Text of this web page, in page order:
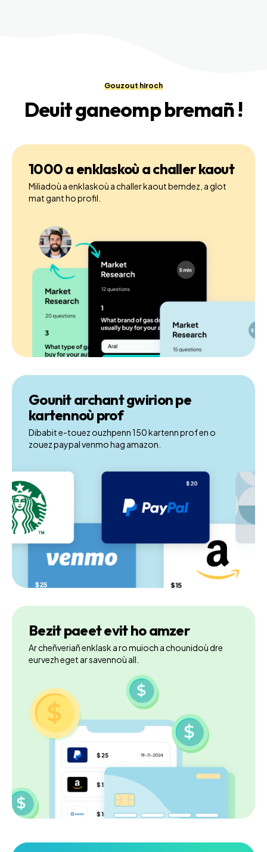
Gouzout hiroch
Deuit ganeomp bremañ !
1000 a enklaskoù a challer kaout
Miliadoù a enklaskoù a challer kaout bemdez, a glot
mat gant ho profil.
Gounit archant gwirion pe
kartennoù prof
Dibabit e-touez ouzhpenn 150 kartenn prof en o
zouez paypal venmo hag amazon.
Bezit paeet evit ho amzer
Ar cheñveriañ enklask a ro muioch a chounidoù dre
eurvezh eget ar savennoù all.